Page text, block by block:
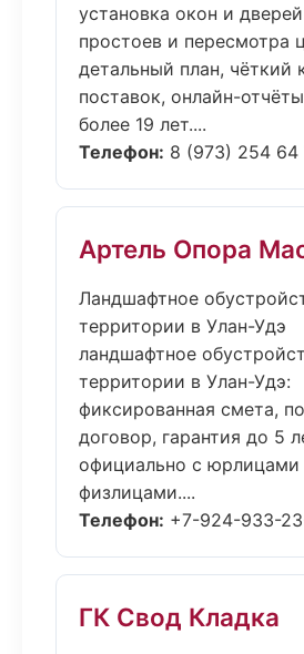
установка окон и
простоев и пересмотра
детальный план, чёткий
поставок, онлайн-
более 19 лет....
Телефон: 8 (973) 254 64
Артель Опора
Ландшафтное
территории в Улан-Удэ
ландшафтное
территории в Улан-Удэ:
фиксированная смета,
договор, гарантия до 5
официально с юрлицами
физлицами....
Телефон: +7-924-933-
ГК Свод Кладка